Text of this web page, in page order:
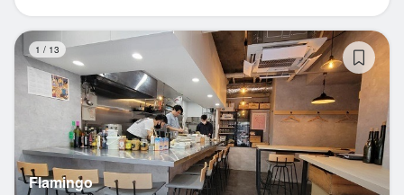
1 / 13
Flamingo